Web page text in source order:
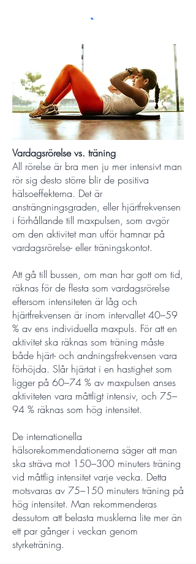
Vardagsrörelse vs. träning
All rörelse är bra men ju mer intensivt man
rör sig desto större blir de positiva
hälsoeffekterna. Det är
ansträngningsgraden, eller hjärtfrekvensen
i förhållande till maxpulsen, som avgör
om den aktivitet man utför hamnar på
vardagsrörelse- eller träningskontot.
Att gå till bussen, om man har gott om tid,
räknas för de flesta som vardagsrörelse
eftersom intensiteten är låg och
hjärtfrekvensen är inom intervallet 40–59
% av ens individuella maxpuls. För att en
aktivitet ska räknas som träning måste
både hjärt- och andningsfrekvensen vara
förhöjda. Slår hjärtat i en hastighet som
ligger på 60–74 % av maxpulsen anses
aktiviteten vara måttligt intensiv, och 75–
94 % räknas som hög intensitet.
De internationella
hälsorekommendationerna säger att man
ska sträva mot 150–300 minuters träning
vid måttlig intensitet varje vecka. Detta
motsvaras av 75–150 minuters träning på
hög intensitet. Man rekommenderas
dessutom att belasta musklerna lite mer än
ett par gånger i veckan genom
styrketräning.